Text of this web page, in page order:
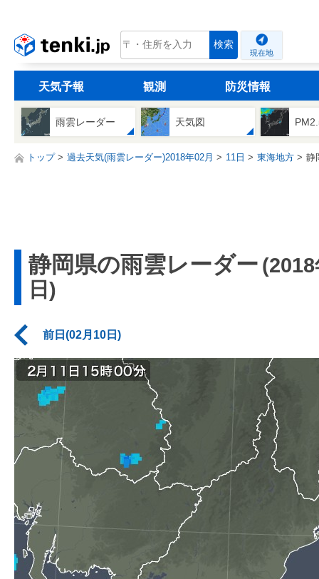
tenki.jp 検索
現在地
天気予報 観測 防災情報
雨雲レーダー 天気図
トップ 過去天気(雨雲レーダー)2018年02月 11日 東海地方 静
静岡県の雨雲レーダー
日)
前日(02月10日)